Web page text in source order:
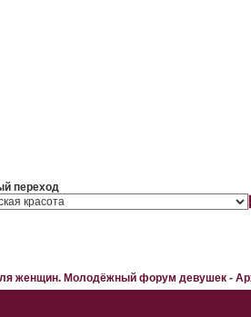
переход
женщин. Молодёжный форум девушек -